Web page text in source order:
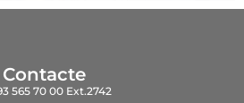
Contacte
565 70 00 Ext.2742